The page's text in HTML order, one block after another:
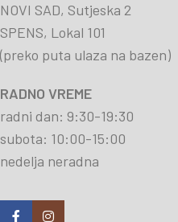
NOVI SAD, Sutjeska 2
SPENS, Lokal 101
(preko puta ulaza na bazen)
RADNO VREME
radni dan: 9:30-19:30
subota: 10:00-15:00
nedelja neradna